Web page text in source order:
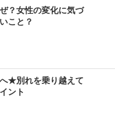
？女性の変化に気づ
こと？
★別れを乗り越えて
ント